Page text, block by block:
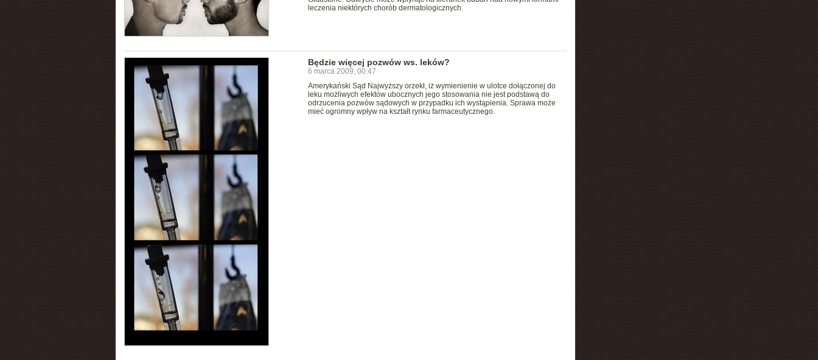
leczenia niektórych chorób dermatologicznych.
Będzie więcej pozwów ws. leków?
6 marca 2009, 00:47
Amerykański Sąd Najwyższy orzekł, iż wymienienie w ulotce dołączonej do
leku możliwych efektów ubocznych jego stosowania nie jest podstawą do
odrzucenia pozwów sądowych w przypadku ich wystąpienia. Sprawa może
mieć ogromny wpływ na kształt rynku farmaceutycznego.